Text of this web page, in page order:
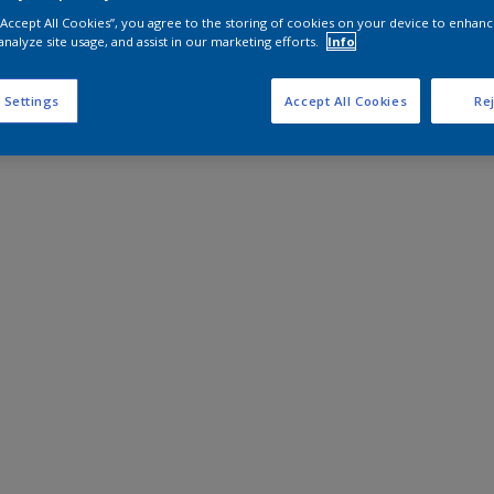
All Cookies”, you agree to the storing of cookies on your device to
site usage, and assist in our marketing efforts.
Info
Settings Accept All Cookies